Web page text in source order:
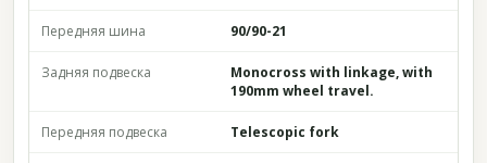
Передняя шина 90/90-21
Задняя подвеска
Monocross with linkage, with
190mm wheel travel.
Передняя подвеска Telescopic fork